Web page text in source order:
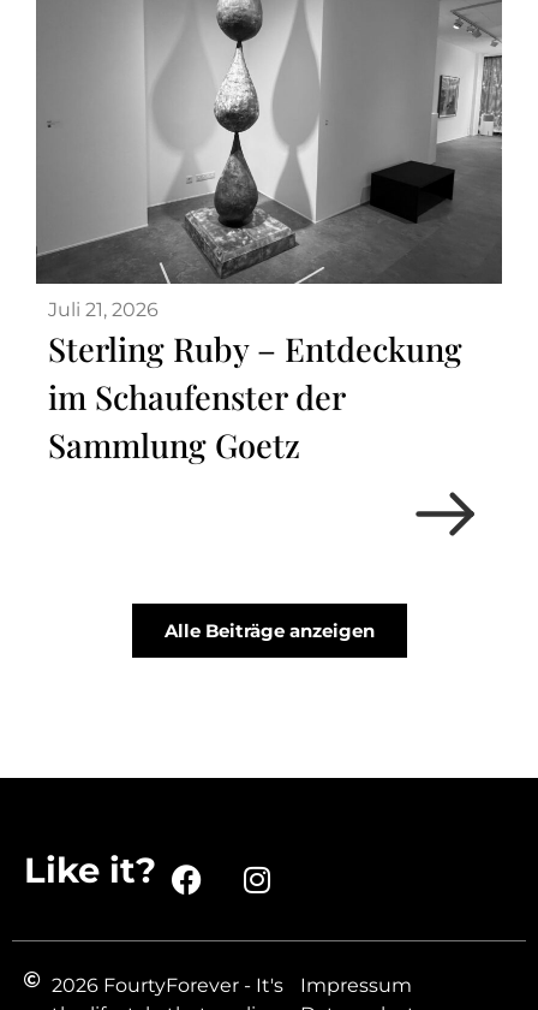
Juli 21, 2026
Sterling Ruby – Entdeckung
im Schaufenster der
Sammlung Goetz
Alle Beiträge anzeigen
Like it?
2026 FourtyForever - It's
Impressum